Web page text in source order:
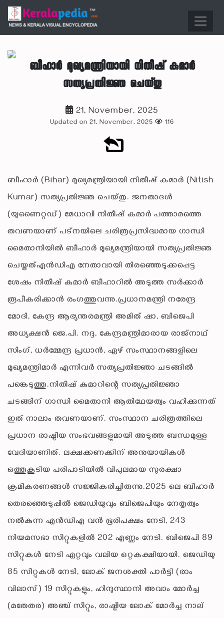
ബീഹാർ മുഖ്യമന്ത്രിയായി നിതീഷ് കുമാർ
സത്യപ്രതിജ്ഞ ചെയ്‌തു
21, November, 2025
Updated on 21, November, 2025 116
ബീഹാർ (Bihar) മുഖ്യമന്ത്രിയായി നിതീഷ് കുമാർ (Nitish
Kumar) സത്യപ്രതിജ്ഞ ചെയ്‌തു. ജനതാദൾ
(യുണൈറ്റഡ്) മേധാവി നിതീഷ് കുമാർ പത്താമത്തെ
തവണയാണ് പട്‌നയിലെ ചരിത്രപ്രസിദ്ധമായ ഗാന്ധി
മൈതാനിയിൽ ബീഹാർ മുഖ്യമന്ത്രിയായി സത്യപ്രതിജ്ഞ
ചെയ്തത്എൻഡിഎ നേതാവായി തിരഞ്ഞെടുക്കപ്പെട്ട
ശേഷം നിതീഷ് കുമാർ ബീഹാറിൽ അടുത്ത സർക്കാർ
രൂപീകരിക്കാൻ രംഗത്തുവന്നു.പ്രധാനമന്ത്രി നരേന്ദ്ര
മോദി, കേന്ദ്ര ആഭ്യന്തരമന്ത്രി അമിത് ഷാ, ബിജെപി
അധ്യക്ഷൻ ജെ.പി. നദ്ദ, കേന്ദ്രമന്ത്രിമാരായ രാജ്നാഥ്
സിംഗ്, ധർമ്മേന്ദ്ര പ്രധാൻ, ഏഴ് സംസ്ഥാനങ്ങളിലെ
മുഖ്യമന്ത്രിമാർ എന്നിവർ സത്യപ്രതിജ്ഞാ ചടങ്ങിൽ
പങ്കെടുത്തു.നിതീഷ് കുമാറിന്റെ സത്യപ്രതിജ്ഞാ
ചടങ്ങിന് ഗാന്ധി മൈതാനി ആതിഥേയത്വം വഹിക്കുന്നത്
ഇത് നാലാം തവണയാണ്. സംസ്ഥാന ചരിത്രത്തിലെ
പ്രധാന രാഷ്ട്രീയ സംഭവങ്ങളുമായി അടുത്ത ബന്ധമുള്ള
വേദിയാണിത്. ലക്ഷക്കണക്കിന് അനുയായികൾ
ഒത്തുകൂടിയ പരിപാടിയിൽ വിപുലമായ സുരക്ഷാ
ക്രമീകരണങ്ങൾ സജ്ജീകരിച്ചിരുന്നു.2025 ലെ ബീഹാർ
തെരഞ്ഞെടുപ്പിൽ ജെഡിയുവും ബിജെപിയും നേതൃത്വം
നൽകുന്ന എൻഡിഎ വൻ ഭൂരിപക്ഷം നേടി, 243
നിയമസഭാ സീറ്റുകളിൽ 202 എണ്ണം നേടി. ബിജെപി 89
സീറ്റുകൾ നേടി ഏറ്റവും വലിയ ഒറ്റകക്ഷിയായി. ജെഡിയു
85 സീറ്റുകൾ നേടി, ലോക് ജനശക്തി പാർട്ടി (രാം
വിലാസ്) 19 സീറ്റുകളും, ഹിന്ദുസ്ഥാനി അവാം മോർച്ച
(മതേതര) അഞ്ച് സീറ്റും, രാഷ്ട്രീയ ലോക് മോർച്ച നാല്